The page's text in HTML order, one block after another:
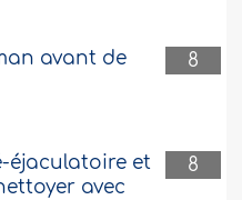
8
avant de
8
éjaculatoire et
avec